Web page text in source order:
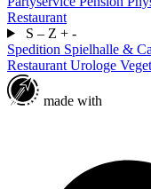
Restaurant
S – Z + -
Spedition Spielhalle &
Restaurant Urologe
made with